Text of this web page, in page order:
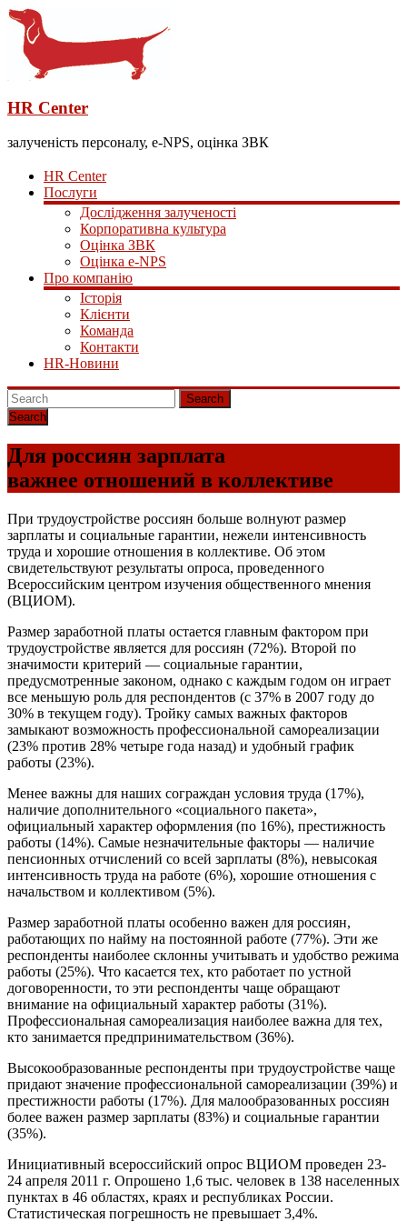
HR Center
залученість персоналу, e-NPS, оцінка ЗВК
HR Center
Послуги
Дослідження залученості
Корпоративна культура
Оцінка ЗВК
Оцінка e-NPS
Про компанію
Історія
Клієнти
Команда
Контакти
HR-Новини
Search
Для россиян зарплата
важнее отношений в коллективе
При трудоустройстве россиян больше волнуют размер
зарплаты и социальные гарантии, нежели интенсивность
труда и хорошие отношения в коллективе. Об этом
свидетельствуют результаты опроса, проведенного
Всероссийским центром изучения общественного мнения
(ВЦИОМ).
Размер заработной платы остается главным фактором при
трудоустройстве является для россиян (72%). Второй по
значимости критерий — социальные гарантии,
предусмотренные законом, однако с каждым годом он играет
все меньшую роль для респондентов (с 37% в 2007 году до
30% в текущем году). Тройку самых важных факторов
замыкают возможность профессиональной самореализации
(23% против 28% четыре года назад) и удобный график
работы (23%).
Менее важны для наших сограждан условия труда (17%),
наличие дополнительного «социального пакета»,
официальный характер оформления (по 16%), престижность
работы (14%). Самые незначительные факторы — наличие
пенсионных отчислений со всей зарплаты (8%), невысокая
интенсивность труда на работе (6%), хорошие отношения с
начальством и коллективом (5%).
Размер заработной платы особенно важен для россиян,
работающих по найму на постоянной работе (77%). Эти же
респонденты наиболее склонны учитывать и удобство режима
работы (25%). Что касается тех, кто работает по устной
договоренности, то эти респонденты чаще обращают
внимание на официальный характер работы (31%).
Профессиональная самореализация наиболее важна для тех,
кто занимается предпринимательством (36%).
Высокообразованные респонденты при трудоустройстве чаще
придают значение профессиональной самореализации (39%) и
престижности работы (17%). Для малообразованных россиян
более важен размер зарплаты (83%) и социальные гарантии
(35%).
Инициативный всероссийский опрос ВЦИОМ проведeн 23-
24 апреля 2011 г. Опрошено 1,6 тыс. человек в 138 населенных
пунктах в 46 областях, краях и республиках России.
Статистическая погрешность не превышает 3,4%.